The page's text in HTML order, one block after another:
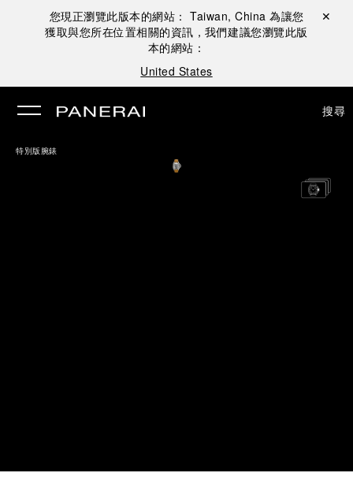
您現正瀏覽此版本的網站： Taiwan, China 為讓您
獲取與您所在位置相關的資訊，我們建議您瀏覽此版
本的網站：
United States
關閉 ✕
搜尋
特別版腕錶